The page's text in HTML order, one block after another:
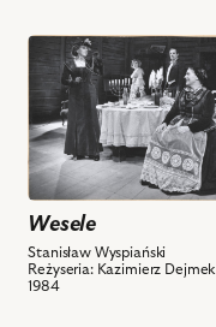
Jasiek,
Marta
Żak
-
Haneczka
i
powiązanych
z
nim
obiektów
przejdź
do
obiektu
Wesele,
Na
zdjęciu:
Eugenia
Herman
-
Radczyni,
Wesele
Stanisław Wyspiański
Reżyseria: Kazimierz Dejmek
1984